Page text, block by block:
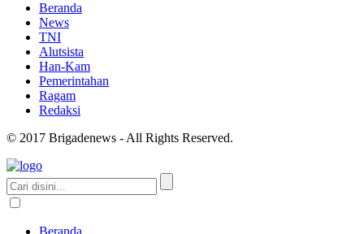
Beranda
News
TNI
Alutsista
Han-Kam
Pemerintahan
Ragam
Redaksi
© 2017 Brigadenews - All Rights Reserved.
Beranda